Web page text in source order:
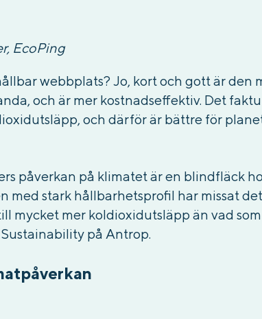
EcoPing
webbplats? Jo, kort och gott är den
och är mer kostnadseffektiv. Det
och därför är bättre för
påverkan på klimatet är en blindfläck
med stark hållbarhetsprofil har missat
mycket mer koldioxidutsläpp än vad
Sustainability på Antrop.